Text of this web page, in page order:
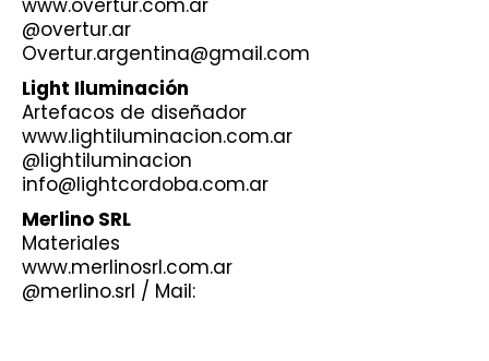
www.overtur.com.ar
@overtur.ar
Overtur.argentina@gmail.com
Light Iluminación
Artefacos de diseñador
www.lightiluminacion.com.ar
@lightiluminacion
info@lightcordoba.com.ar
Merlino SRL
Materiales
www.merlinosrl.com.ar
@merlino.srl / Mail: